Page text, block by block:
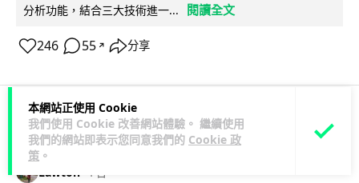
本網站正使用 Cookie
我們使用 Cookie 改善網站體驗。 繼續使用
我們的網站即表示您同意我們的 Cookie 政
策 。
分析功能，結合三大技術進一...
閱讀全文
246 55 ↗ 分享
人工智能
Lawton 1 日